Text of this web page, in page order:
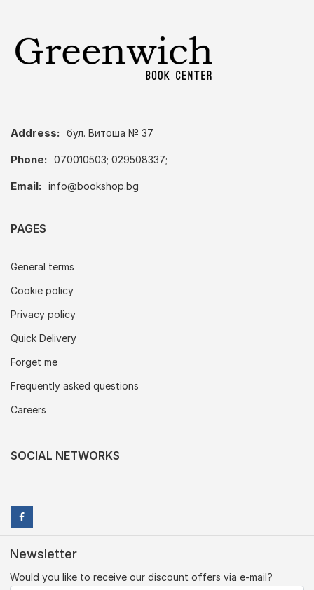
Address: бул. Витоша № 37
Phone: 070010503; 029508337;
Email: info@bookshop.bg
PAGES
General terms
Cookie policy
Privacy policy
Quick Delivery
Forget me
Frequently asked questions
Careers
SOCIAL NETWORKS
Newsletter
Would you like to receive our discount offers via e-mail?